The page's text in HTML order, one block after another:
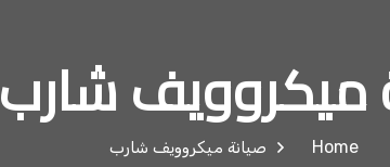
ميكروويف شارب
Home صيانة ميكروويف شارب